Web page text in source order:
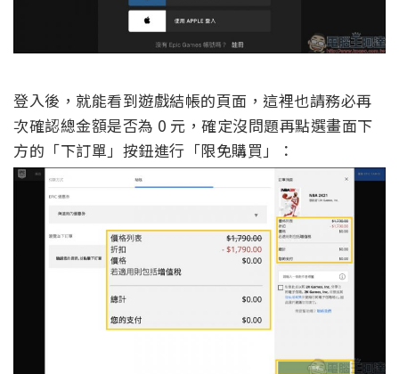
登入後，就能看到遊戲結帳的頁面，這裡也請務必再
次確認總金額是否為 0 元，確定沒問題再點選畫面下
方的「下訂單」按鈕進行「限免購買」：